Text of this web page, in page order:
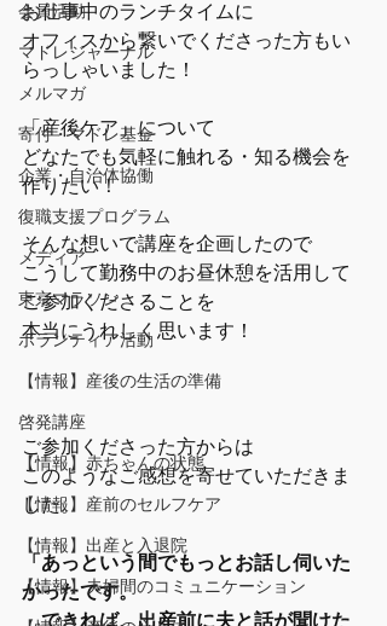
会員活動
マドレジャーナル
メルマガ
寄付・マドレ基金
企業・自治体協働
復職支援プログラム
メディア
東京マラソン
ボランティア活動
【情報】産後の生活の準備
啓発講座
【情報】赤ちゃんの状態
【情報】産前のセルフケア
【情報】出産と入退院
【情報】夫婦間のコミュニケーション
お仕事中のランチタイムに
オフィスから繋いでくださった方もい
らっしゃいました！
「産後ケア」について
どなたでも気軽に触れる・知る機会を
作りたい！
そんな想いで講座を企画したので
こうして勤務中のお昼休憩を活用して
ご参加くださることを
本当にうれしく思います！
ご参加くださった方からは
このようなご感想を寄せていただきま
した。
「あっという間でもっとお話し伺いた
かったです。
できれば、出産前に夫と話が聞けた